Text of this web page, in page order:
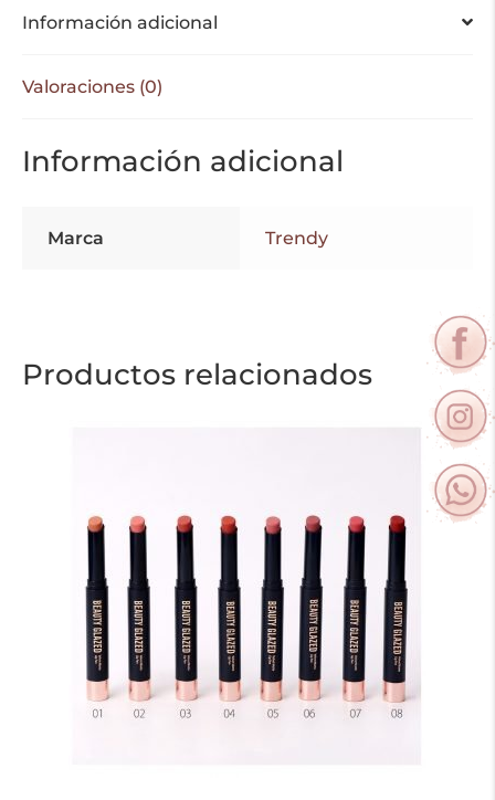
Información adicional
Valoraciones (0)
Información adicional
Marca Trendy
Productos relacionados